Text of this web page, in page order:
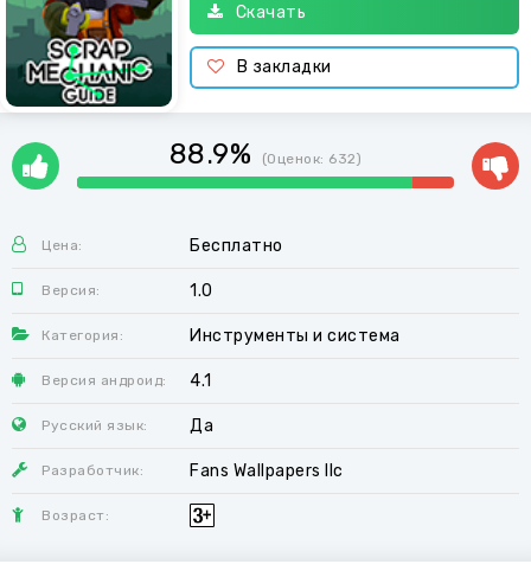
Скачать
В закладки
88.9% (Оценок: 632)
Цена: Бесплатно
Версия: 1.0
Категория: Инструменты и система
Версия андроид: 4.1
Русский язык: Да
Разработчик: Fans Wallpapers llc
Возраст: